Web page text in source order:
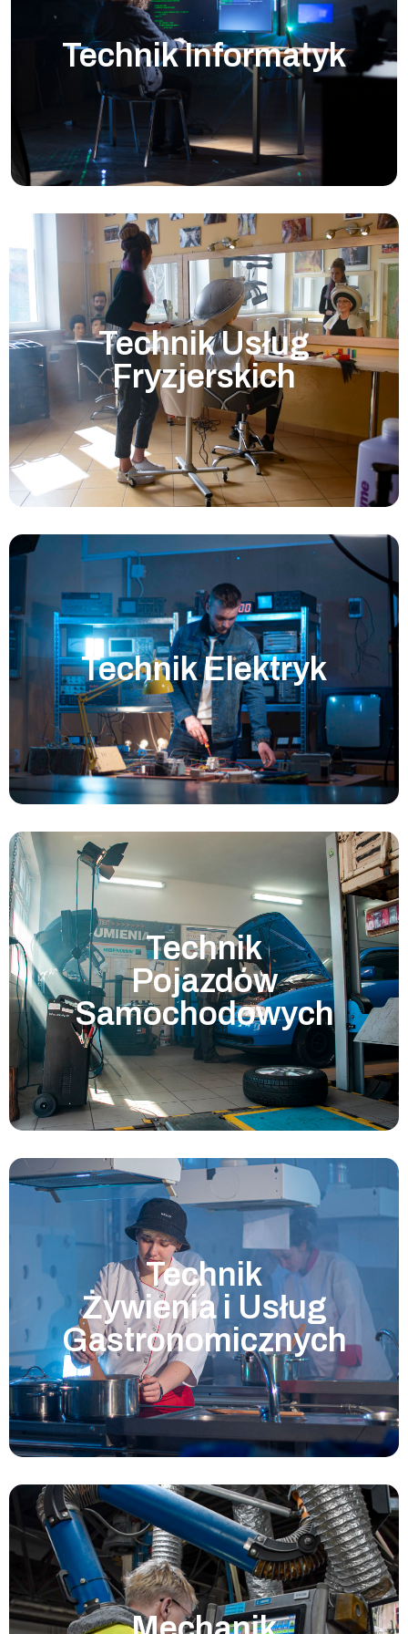
Technik Informatyk
Technik Usług
Fryzjerskich
Technik Elektryk
Technik
Pojazdów
Samochodowych
Technik
Żywienia i Usług
Gastronomicznych